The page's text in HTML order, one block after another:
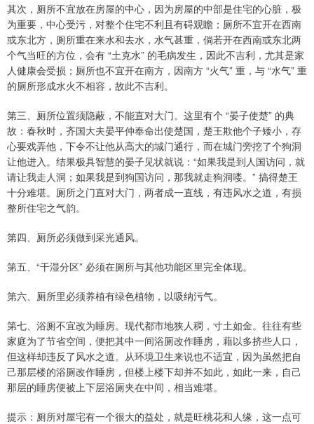
其次，厕所不宜放在房屋的中心，因为房屋的中部是住宅的心脏，极
为重要，中心受污，对整个住宅不利且有碍观瞻；厕所不宜开在西南
或东北方，厕所重在来水和去水，水气甚重，倘若开在西南或东北两
个气当旺的方位，会有 “土克水” 的毛病发生，因此不吉利，尤其是家
人健康会受损；厕所也不宜开在南方，因南方 “火气” 重，与 “水气” 重
的厕所形成水火不相容，故此不吉利。
第三、厕所位置须隐蔽，不能直对大门。这里有个 “晏子使楚” 的典
故：春秋时，齐国大夫晏平仲奉命出使楚国，楚王欺他个子矮小，存
心要戏弄他，下令不让他从高大的城门通行，而在城门旁挖了个狗洞
让他进入。结果极具智慧的晏子见状就说：“如果我是到人国访问，就
请让我走人洞；如果我是到狗国访问，那我就走狗洞喽。” 搞得楚王
十分难堪。厕所之门直对大门，两者成一直线，有违风水之道，有损
整所住宅之气韵。
第四、厕所必须做到采光通风。
第五、“干湿分区” 必须在厕所与其他功能区里完全体现。
第六、厕所里必须养植有绿色植物，以吸纳污气。
第七、浴厕不宜改为睡房。现代都市地狭人稠，寸土如金。往往有些
家庭为了节省空间，便把其中一间浴厕改作睡房，藉以多挤些人口，
但这样却违反了风水之道。从环境卫生来说也不适宜，因为虽然把自
己那层楼的浴厕改作睡房，但楼上楼下却并不如此，如此一来，自己
那层的睡房便被上下层浴厕夹在中间，相当难堪。
提示：厕所对屋宅有一个很大的益处，就是旺桃花和人缘，这一点可